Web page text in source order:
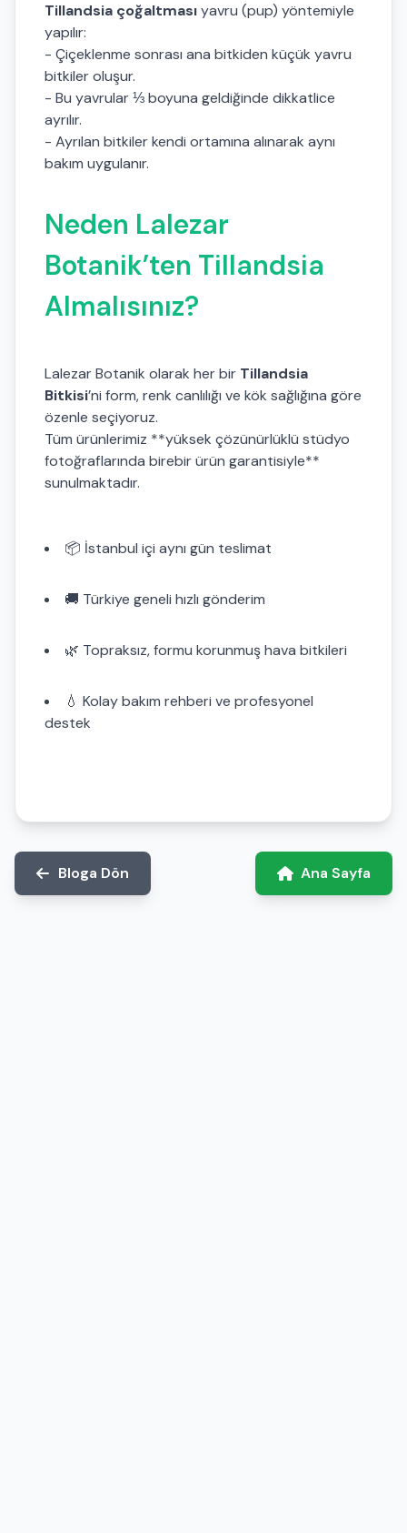
Tillandsia çoğaltmasıyavru (pup) yöntemiyle
yapılır:
- Çiçeklenme sonrası ana bitkiden küçük yavru
bitkiler oluşur.
- Bu yavrular ⅓ boyuna geldiğinde dikkatlice
ayrılır.
- Ayrılan bitkiler kendi ortamına alınarak aynı
bakım uygulanır.
Neden Lalezar
Botanik’ten Tillandsia
Almalısınız?
Lalezar Botanik olarak her bir Tillandsia
Bitkisi’ni form, renk canlılığı ve kök sağlığına göre
özenle seçiyoruz.
Tüm ürünlerimiz **yüksek çözünürlüklü stüdyo
fotoğraflarında birebir ürün garantisiyle**
sunulmaktadır.
📦 İstanbul içi aynı gün teslimat
🚚 Türkiye geneli hızlı gönderim
🌿 Topraksız, formu korunmuş hava bitkileri
💧 Kolay bakım rehberi ve profesyonel
destek
Bloga Dön Ana Sayfa